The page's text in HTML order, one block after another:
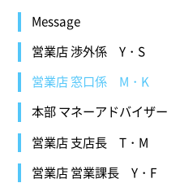
Message
営業店 渉外係Y・S
営業店 窓口係 M・K
本部 マネーアドバイザー
営業店 支店長T・M
営業店 営業課長Y・F